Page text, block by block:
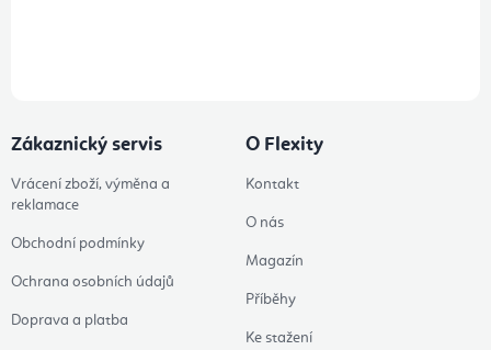
Zákaznický servis
Vrácení zboží, výměna a
reklamace
Obchodní podmínky
Ochrana osobních údajů
Doprava a platba
O Flexity
Kontakt
O nás
Magazín
Příběhy
Ke stažení